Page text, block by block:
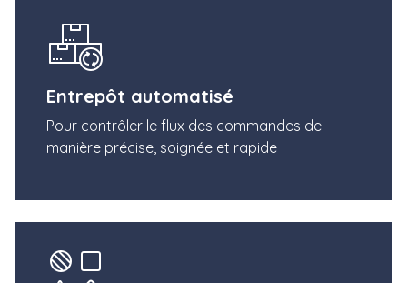
Entrepôt automatisé
Pour contrôler le flux des commandes de
manière précise, soignée et rapide